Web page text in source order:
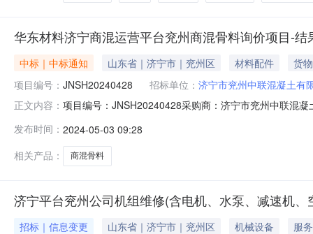
华东材料济宁商混运营平台兖州商混骨料询价项目-结
中标｜中标通知 山东省｜济宁市｜兖州区 材料配件
货物
项目编号： JNSH20240428 招标单位： 济宁市兖州中联混凝土有
正文内容： 项目编号：JNSH20240428采购商：济宁市兖州中联混
35******成交供应商：济宁市兖州区金佳润五金建材销售
发布时间： 2024-05-03 09:28
相关产品：
商混骨料
济宁平台兖州公司机组维修(含电机、水泵、减速机
招标｜信息变更 山东省｜济宁市｜兖州区 机械设备
服务